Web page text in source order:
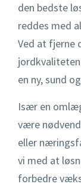
den bedste
reddes med
Ved at fjerne
en ny, sund
Især en
være
eller
vi med at
forbedre